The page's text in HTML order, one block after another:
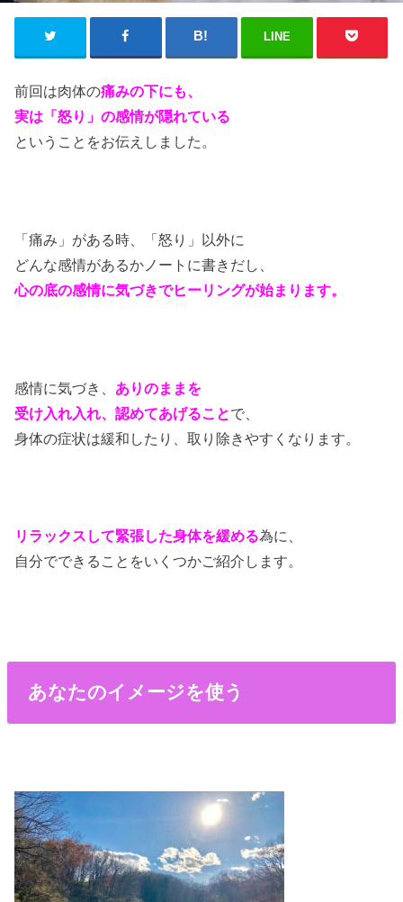
LINE
前回は肉体の痛みの下にも、
実は「怒り」の感情が隠れている
ということをお伝えしました。
「痛み」がある時、「怒り」以外に
どんな感情があるかノートに書きだし、
心の底の感情に気づきでヒーリングが始まります。
感情に気づき、 ありのままを
受け入れ入れ、認めてあげることで、
身体の症状は緩和したり、取り除きやすくなります。
リラックスして緊張した身体を緩める為に、
自分でできることをいくつかご紹介します。
あなたのイメージを使う